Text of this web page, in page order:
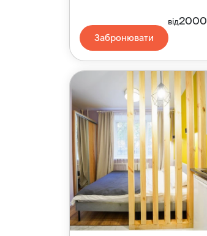
від2000
Забронювати